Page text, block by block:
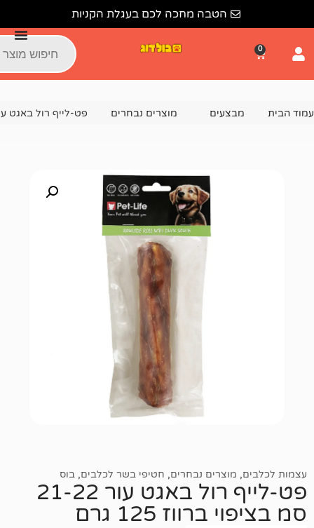
הטבה מחכה לכם בעגלת הקניות
מוצרים נבחרים פט-לייף רול באגט עור 21-22 סמ בציפוי ברווז 125 גרם
מוצרים נבחרים,חטיפי בשר לכלבים,בוס
פט-לייף רול באגט עור 21-22
125 גרם